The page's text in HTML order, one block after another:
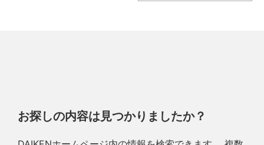
お探しの内容は見つかりましたか？